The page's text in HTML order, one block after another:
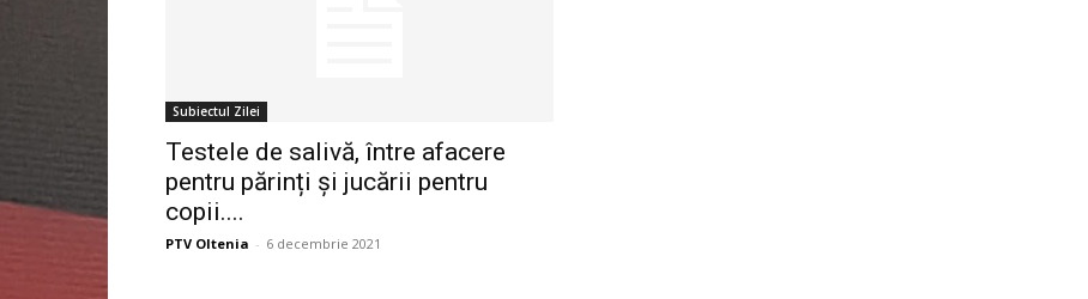
Subiectul Zilei
Testele de salivă, între afacere
pentru părinți și jucării pentru
copii....
PTV Oltenia - 6 decembrie 2021